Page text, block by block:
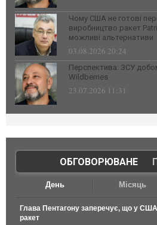
Чому США не готові
виробництво ракет
можливі альтернативи
03.08.2026 20:24
Перспектива: ЗСУ
Wildberries
23.07.2026 11:31
ОБГОВОРЮВАНЕ|
День Місяць
Глава Пентагону заперечує, що у
ракет